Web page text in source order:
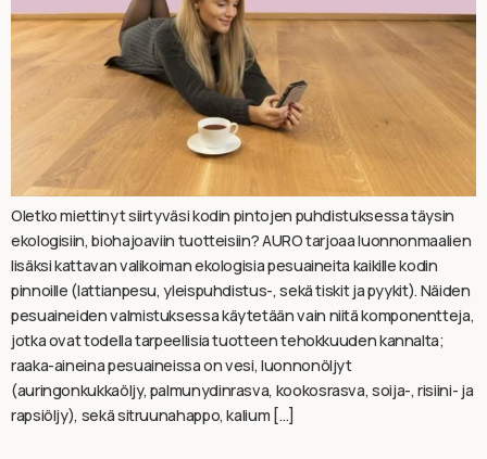
Oletko miettinyt siirtyväsi kodin pintojen puhdistuksessa täysin
ekologisiin, biohajoaviin tuotteisiin? AURO tarjoaa luonnonmaalien
lisäksi kattavan valikoiman ekologisia pesuaineita kaikille kodin
pinnoille (lattianpesu, yleispuhdistus-, sekä tiskit ja pyykit). Näiden
pesuaineiden valmistuksessa käytetään vain niitä komponentteja,
jotka ovat todella tarpeellisia tuotteen tehokkuuden kannalta;
raaka-aineina pesuaineissa on vesi, luonnonöljyt
(auringonkukkaöljy, palmunydinrasva, kookosrasva, soija-, risiini- ja
rapsiöljy), sekä sitruunahappo, kalium […]